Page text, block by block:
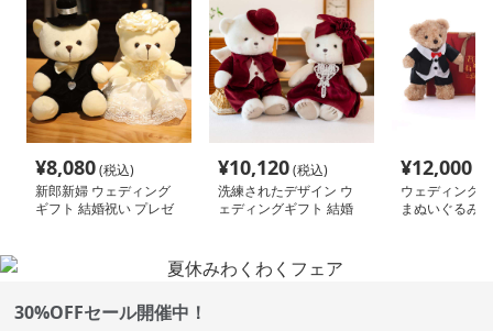
¥8,080(税込)
新郎新婦 ウェディング
ギフト 結婚祝い プレゼ
¥10,120(税込)
洗練されたデザイン ウ
ェディングギフト 結婚
¥12,000
ウェディング
まぬいぐるみ
30%OFFセール開催中！